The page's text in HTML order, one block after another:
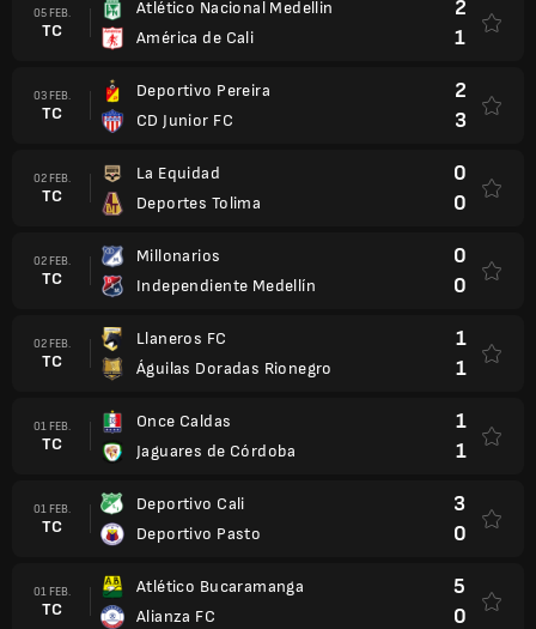
05 FEB.
TC
Atlético Nacional Medellin
América de Cali
2
1
03 FEB.
TC
Deportivo Pereira
CD Junior FC
2
3
02 FEB.
TC
La Equidad
Deportes Tolima
0
0
02 FEB.
TC
Millonarios
Independiente Medellín
0
0
02 FEB.
TC
Llaneros FC
Águilas Doradas Rionegro
1
1
01 FEB.
TC
Once Caldas
Jaguares de Córdoba
1
1
01 FEB.
TC
Deportivo Cali
Deportivo Pasto
3
0
01 FEB.
TC
Atlético Bucaramanga
Alianza FC
5
0